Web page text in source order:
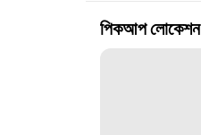
পিকআপ লোকেশন